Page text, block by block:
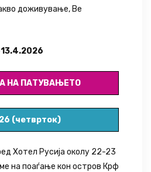
доживување, Ве
НА ПАТУВАЊЕТО
(четврток)
Хотел Русија околу 22-23
на поаѓање кон остров Крф